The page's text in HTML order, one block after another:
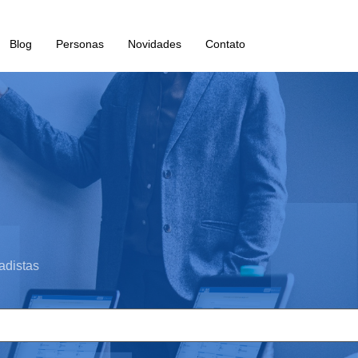
Blog Personas Novidades Contato